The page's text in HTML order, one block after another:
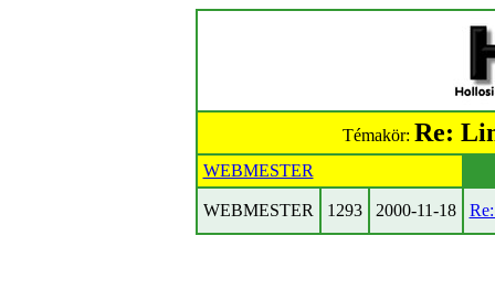
Témakör: Re:
WEBMESTER
WEBMESTER 1293 2000-11-18